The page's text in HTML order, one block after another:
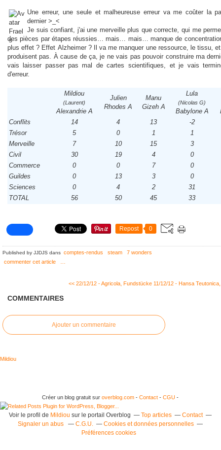
Une erreur, une seule et malheureuse erreur va me coûter la
dernier >_<
Je suis confiant, j'ai une merveille plus que correcte, qui me
des pièces par étapes réussies… mais… mais… manque de
plus effet ? Effet Alzheimer ? Il va me manquer une ressource, le tissu,
produisent pas. À cause de ça, je ne vais pas pouvoir construire ma
vais laisser passer pas mal de cartes scientifiques, et je vais
d'erreur.
Mildiou
(Laurent)
Alexandrie A
Julien
Rhodes A
Manu
Gizeh A
Lula
(Nicolas G)
Babylone A
Conflits
14 4 13
-2
Trésor
5 0 1
1
Merveille
7 10 15
3
Civil
30 19 4
0
Commerce
0 0 7
0
Guildes
0 13 3
0
Sciences
0 4 2
31
TOTAL
56 50 45 33
Repost 0
Published by JJDJS dans comptes-rendus steam
7 wonders
commenter cet article
<< 22/12/12 - Agricola, Fundstücke 11/12/12 - Hansa
COMMENTAIRES
Ajouter un commentaire
Mildiou
Créer un blog gratuit suroverblog.com -Contact-CGU-
Voir le profil de Mildiou sur le portail Overblog Top articles
Contact
Signaler un abus
C.G.U.
Cookies et données personnelles
Préférences cookies